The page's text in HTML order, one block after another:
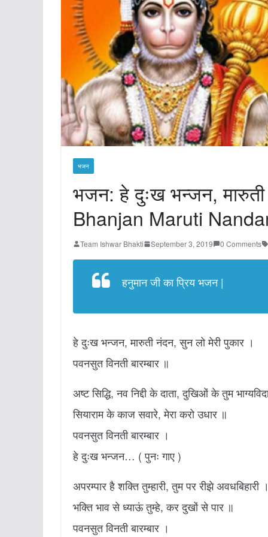
भजन
भजन: हे दुःख भन्जन,
Bhanjan Maruti
Team Ishwar Bhakti September 3, 2019 0 Comments
हनुमान जी का प्रिय भजन |
हे दुःख भन्जन, मारुती नंदन, सुन लो मेरी पुकार ।
पवनसुत विनती बारम्बार ॥
अष्ट सिद्धि, नव निद्दी के दाता, दुखिओं के तुम
सियाराम के काज सवारे, मेरा करो उधार ॥
पवनसुत विनती बारम्बार ।
हे दुःख भन्जन… ( पुनः गाए )
अपरम्पार है शक्ति तुम्हारी, तुम पर रीझे अवधबिहारी ।
भक्ति भाव से ध्याऊं तुम्हे, कर दुखों से पार ॥
पवनसुत विनती बारम्बार ।